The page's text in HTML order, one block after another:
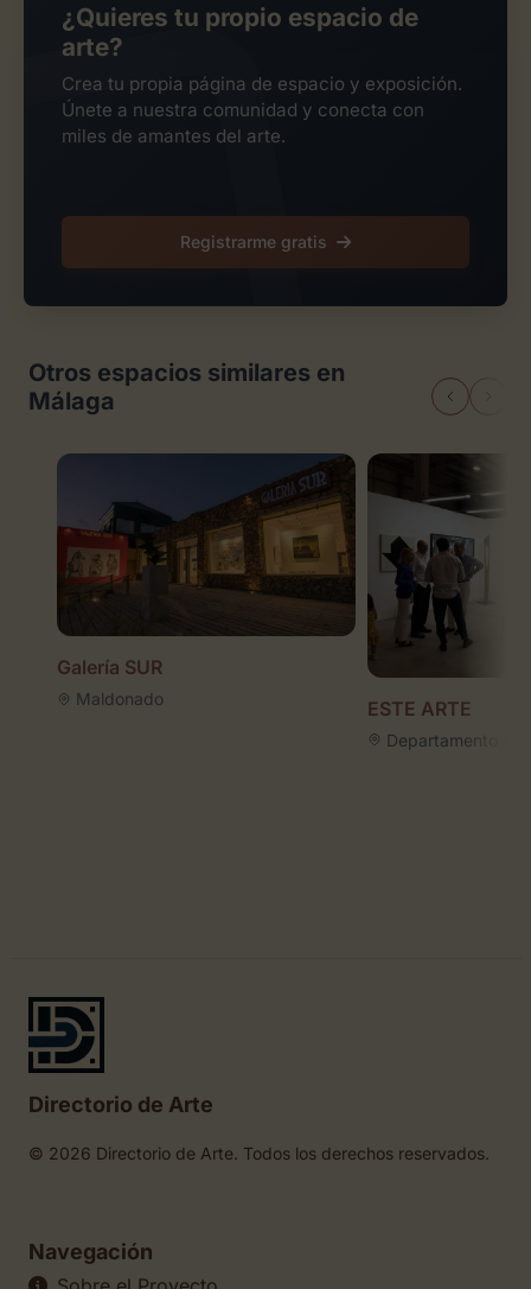
¿Quieres tu propio espacio de
arte?
Crea tu propia página de espacio y exposición.
Únete a nuestra comunidad y conecta con
miles de amantes del arte.
Registrarme gratis
Otros espacios similares en
Málaga
Galería SUR
Maldonado ESTE ARTE
Departamento de
Directorio de Arte
© 2026 Directorio de Arte. Todos los derechos reservados.
Navegación